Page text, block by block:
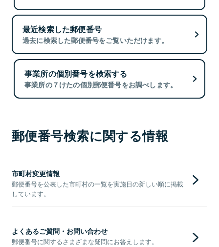
最近検索した郵便番号
過去に検索した郵便番号をご覧いただけます。
事業所の個別番号を検索する
事業所の７けたの個別郵便番号をお調べします。
郵便番号検索に関する情報
市町村変更情報
郵便番号を公表した市町村の一覧を実施日の新しい順に掲載
しています。
よくあるご質問・お問い合わせ
郵便番号に関するさまざまな疑問にお答えします。